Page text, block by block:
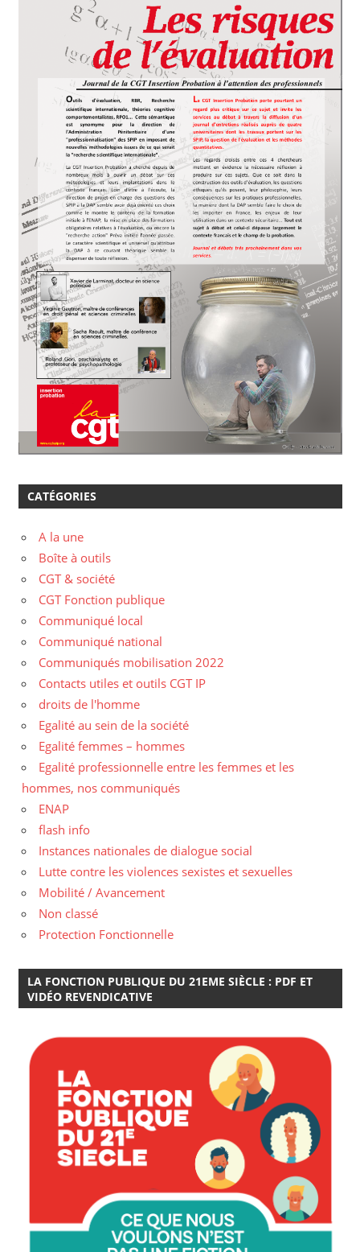
CATÉGORIES
A la une
Boîte à outils
CGT & société
CGT Fonction publique
Communiqué local
Communiqué national
Communiqués mobilisation 2022
Contacts utiles et outils CGT IP
droits de l'homme
Egalité au sein de la société
Egalité femmes – hommes
Egalité professionnelle entre les femmes et les
hommes, nos communiqués
ENAP
flash info
Instances nationales de dialogue social
Lutte contre les violences sexistes et sexuelles
Mobilité / Avancement
Non classé
Protection Fonctionnelle
LA FONCTION PUBLIQUE DU 21EME SIÈCLE : PDF ET
VIDÉO REVENDICATIVE